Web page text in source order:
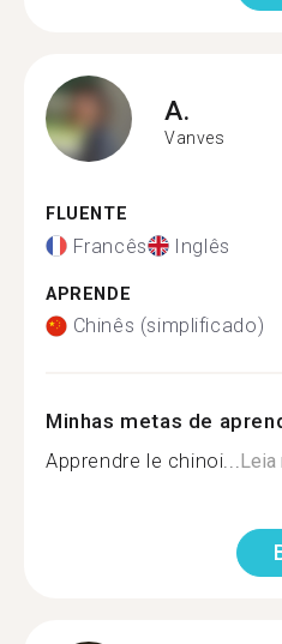
A.
Vanves
FLUENTE
Francês Inglês
APRENDE
Chinês (simplificado)
Minhas metas de
Apprendre le chinoi...Leia